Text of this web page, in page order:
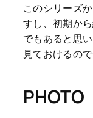
このシリーズ
すし、初期か
でもあると思
見ておけるの
PHOTO